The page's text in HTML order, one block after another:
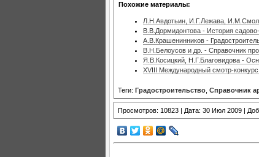
Похожие материалы:
Л.Н.Авдотьин, И.Г.Лежава,
В.В.Дормидонтова - История
А.В.Крашенинников -
В.Н.Белоусов и др. - Справочник
Я.В.Косицкий, Н.Г.Благовидова -
XVIII Международный смотр-
Теги: Градостроительство Справочник
Просмотров: 10823 | Дата: 30 Июл 2009 |